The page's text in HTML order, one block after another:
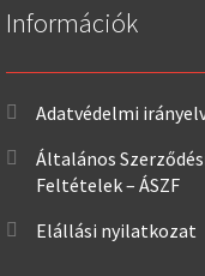
Információk
Adatvédelmi
Általános
Feltételek – ÁSZF
Elállási nyilatkozat